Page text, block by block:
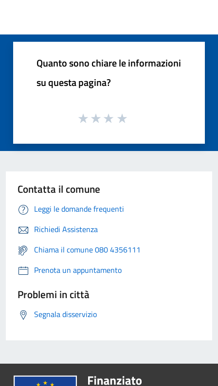
Quanto sono chiare le informazioni
su questa pagina?
Contatta il comune
Leggi le domande frequenti
Richiedi Assistenza
Chiama il comune 080 4356111
Prenota un appuntamento
Problemi in città
Segnala disservizio